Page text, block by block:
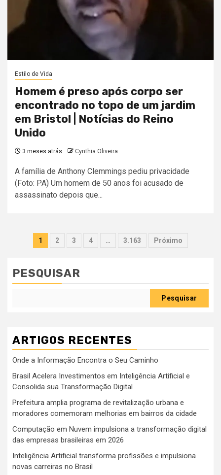
Estilo de Vida
Homem é preso após corpo ser
encontrado no topo de um jardim
em Bristol | Notícias do Reino
Unido
3 meses atrás Cynthia Oliveira
A família de Anthony Clemmings pediu privacidade
(Foto: PA) Um homem de 50 anos foi acusado de
assassinato depois que...
Paginação
conteúdos
1 2 3 4 … 3.163 Próximo
PESQUISAR
Pesquisar
ARTIGOS RECENTES
Onde a Informação Encontra o Seu Caminho
Brasil Acelera Investimentos em Inteligência Artificial e
Consolida sua Transformação Digital
Prefeitura amplia programa de revitalização urbana e
moradores comemoram melhorias em bairros da cidade
Computação em Nuvem impulsiona a transformação digital
das empresas brasileiras em 2026
Inteligência Artificial transforma profissões e impulsiona
novas carreiras no Brasil